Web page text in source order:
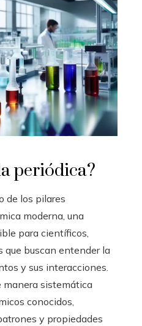
periódica?
de los pilares
moderna, una
para científicos,
que buscan entender la
y sus interacciones.
manera sistemática
conocidos,
y propiedades